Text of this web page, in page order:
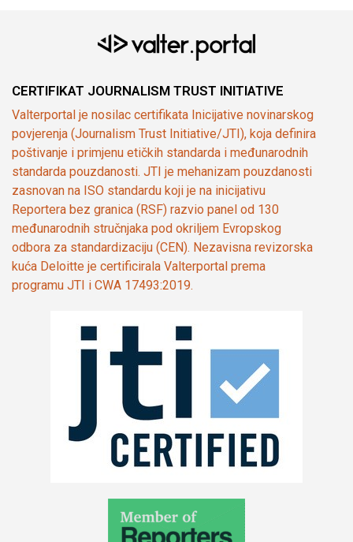
CERTIFIKAT JOURNALISM TRUST INITIATIVE
Valterportal je nosilac certifikata Inicijative novinarskog
povjerenja (Journalism Trust Initiative/JTI), koja definira
poštivanje i primjenu etičkih standarda i međunarodnih
standarda pouzdanosti. JTI je mehanizam pouzdanosti
zasnovan na ISO standardu koji je na inicijativu
Reportera bez granica (RSF) razvio panel od 130
međunarodnih stručnjaka pod okriljem Evropskog
odbora za standardizaciju (CEN). Nezavisna revizorska
kuća Deloitte je certificirala Valterportal prema
programu JTI i CWA 17493:2019.